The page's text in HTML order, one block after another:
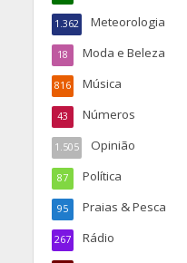
Meteorologia
1.362
Moda e Beleza
18
Música
816
Números
43
Opinião
1.505
Política
87
Praias & Pesca
95
Rádio
267